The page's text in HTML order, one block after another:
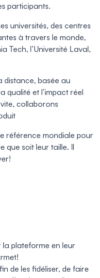
participants.
universités, des centres
à travers le monde,
Tech, l’Université Laval,
distance, basée au
qualité et l’impact réel
collaborons
référence mondiale pour
que soit leur taille. Il
plateforme en leur
de les fidéliser, de faire